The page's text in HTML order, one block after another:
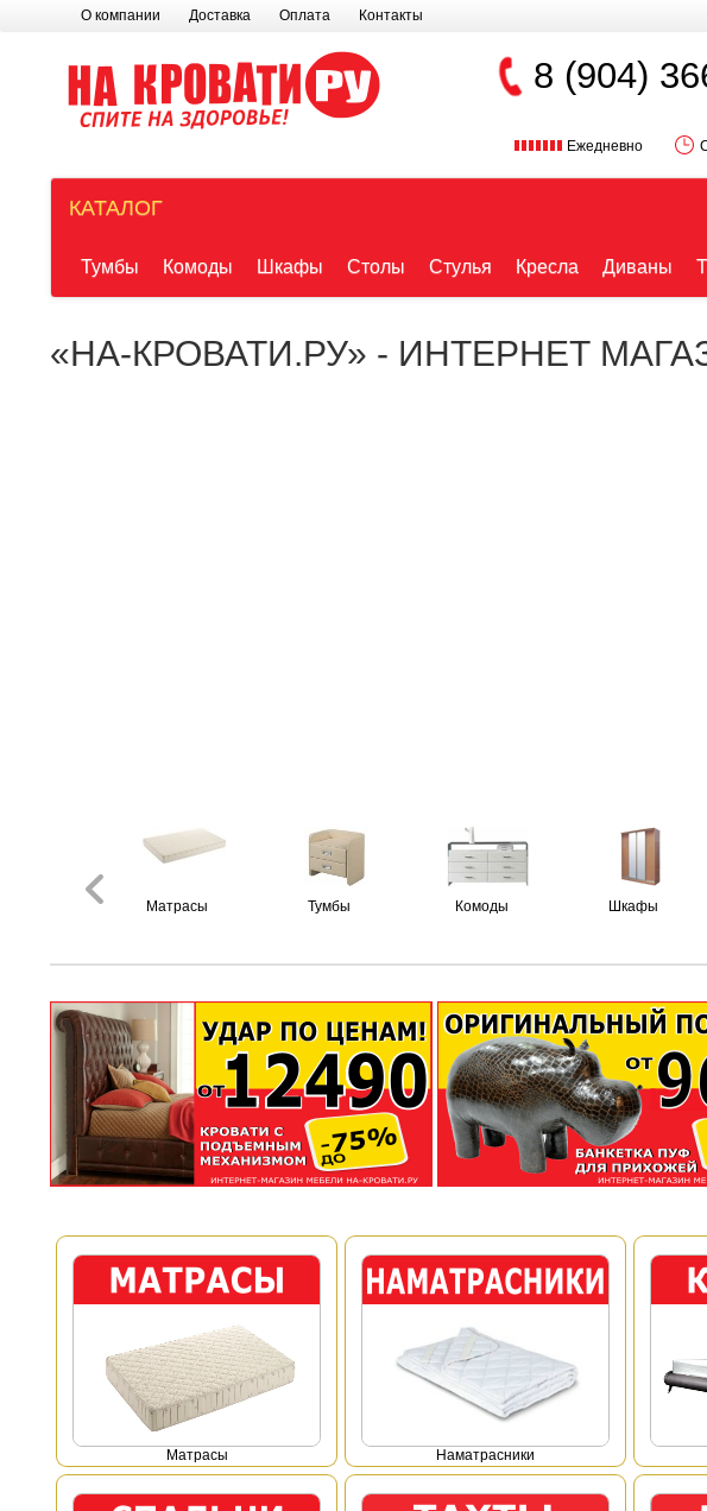
О компании Доставка Оплата Контакты
8 (904)
Ежедневно
КАТАЛОГ
Тумбы Комоды Шкафы Столы Стулья Кресла Диваны
«НА-КРОВАТИ.РУ» - ИНТЕРНЕТ
Матрасы Тумбы Комоды Шкафы
Mатрасы Наматрасники